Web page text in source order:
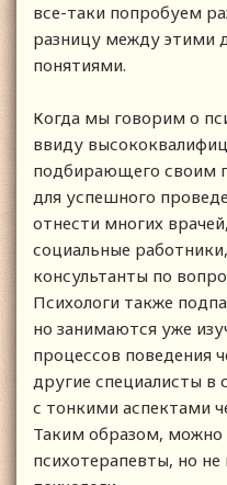
все-таки попробуем
разницу между этими
понятиями.
Когда мы говорим о
ввиду
подбирающего своим
для успешного
отнести многих
социальные
консультанты по
Психологи также
но занимаются уже
процессов поведения
другие специалисты в
с тонкими аспектами
Таким образом, можно
психотерапевты, но